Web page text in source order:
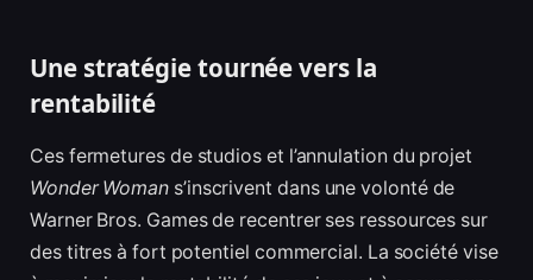
Une stratégie tournée vers la
rentabilité
Ces fermetures de studios et l’annulation du projet
Wonder Woman s’inscrivent dans une volonté de
Warner Bros. Games de recentrer ses ressources sur
des titres à fort potentiel commercial. La société vise